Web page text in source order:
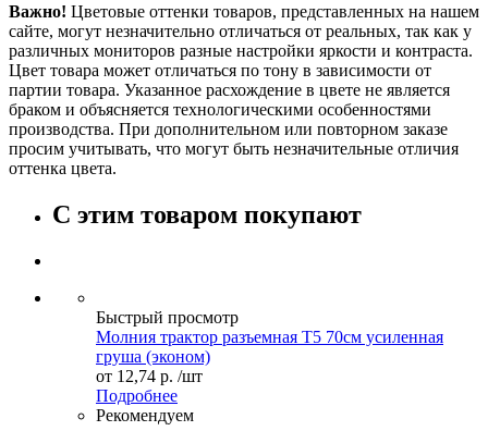
Важно! Цветовые оттенки товаров, представленных на нашем
сайте, могут незначительно отличаться от реальных, так как у
различных мониторов разные настройки яркости и контраста.
Цвет товара может отличаться по тону в зависимости от
партии товара. Указанное расхождение в цвете не является
браком и объясняется технологическими особенностями
производства. При дополнительном или повторном заказе
просим учитывать, что могут быть незначительные отличия
оттенка цвета.
С этим товаром покупают
Быстрый просмотр
Молния трактор разъемная Т5 70см усиленная
груша (эконом)
от 12,74 р. /шт
Подробнее
Рекомендуем